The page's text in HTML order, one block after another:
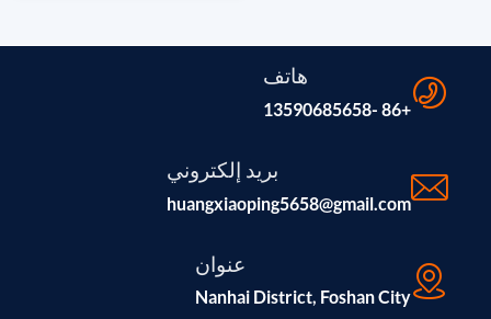
هاتف
+86 -13590685658
بريد إلكتروني
huangxiaoping5658@gmail.com
عنوان
Nanhai District, Foshan City